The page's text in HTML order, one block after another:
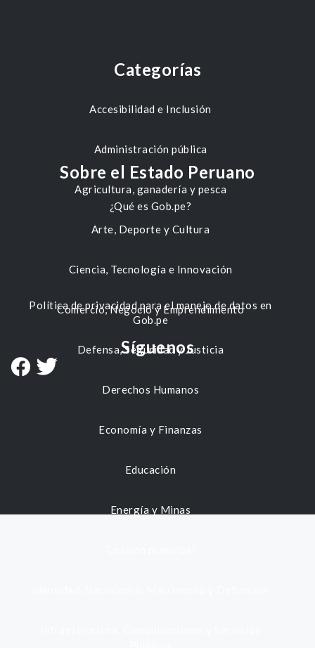
Categorías
Accesibilidad e Inclusión
Administración pública
Agricultura, ganadería y pesca
Arte, Deporte y Cultura
Ciencia, Tecnología e Innovación
Comercio, Negocio y Emprendimiento
Defensa, Seguridad y Justicia
Derechos Humanos
Economía y Finanzas
Educación
Energía y Minas
Sobre el Estado Peruano
¿Qué es Gob.pe?
Política de privacidad para el manejo de datos en
Gob.pe
Síguenos